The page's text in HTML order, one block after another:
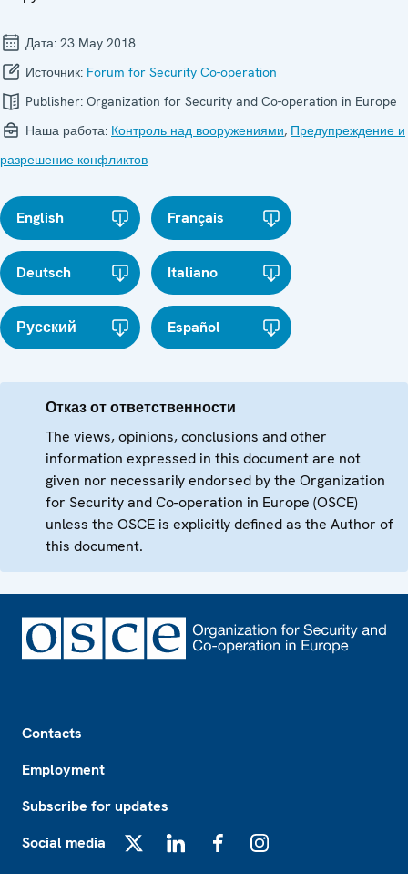
Дата: 23 May 2018
Источник: Forum for Security Co-operation
Publisher: Organization for Security and Co-operation in Europe
Наша работа: Контроль над вооружениями, Предупреждение и
разрешение конфликтов
English Français
Deutsch Italiano
Русский Español
Отказ от ответственности
The views, opinions, conclusions and other
information expressed in this document are not
given nor necessarily endorsed by the Organization
for Security and Co-operation in Europe (OSCE)
unless the OSCE is explicitly defined as the Author of
this document.
Contacts
Employment
Subscribe for updates
Social media